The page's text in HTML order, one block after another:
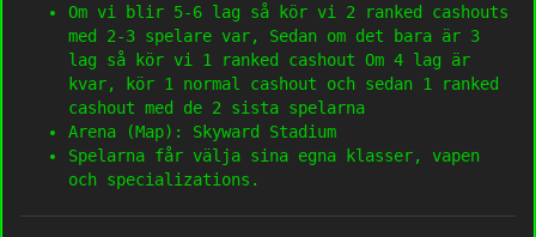
Om vi blir 5-6 lag så kör vi 2 ranked cashouts
med 2-3 spelare var, Sedan om det bara är 3
lag så kör vi 1 ranked cashout Om 4 lag är
kvar, kör 1 normal cashout och sedan 1 ranked
cashout med de 2 sista spelarna
Arena (Map): Skyward Stadium
Spelarna får välja sina egna klasser, vapen
och specializations.